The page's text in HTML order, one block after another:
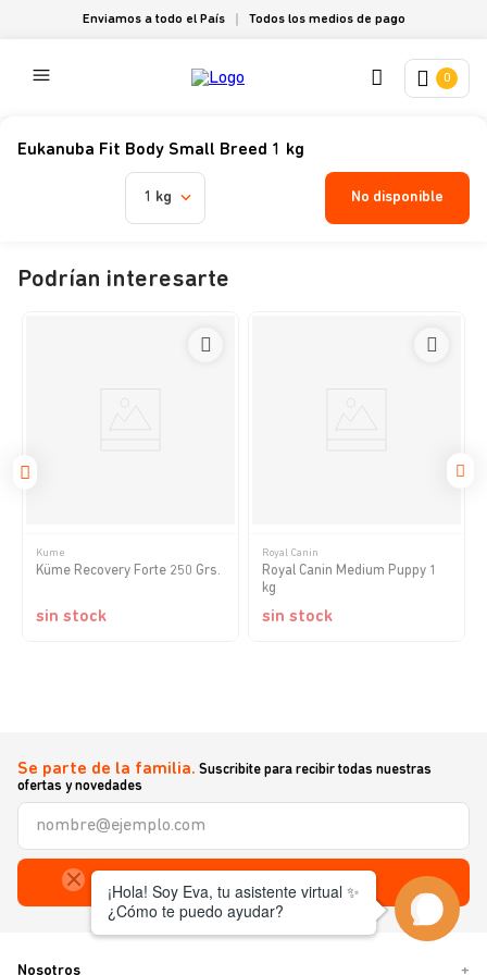
Enviamos a todo el País Todos los medios de pago
0
Eukanuba Fit Body Small Breed 1 kg
1 kg No disponible
Podrían interesarte
Kume
Küme Recovery Forte 250 Grs.
sin stock
Royal Canin
Royal Canin Medium Puppy 1
kg
sin stock
Se parte de la familia. Suscribite para recibir todas nuestras
ofertas y novedades
Nosotros +